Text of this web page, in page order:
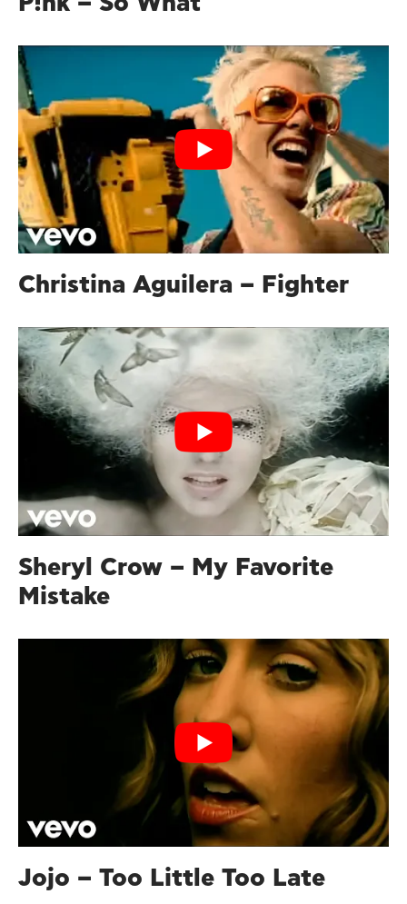
Christina Aguilera – Fighter
Sheryl Crow – My Favorite
Mistake
Jojo – Too Little Too Late